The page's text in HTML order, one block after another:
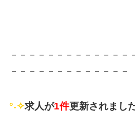
－－－－－－－－－－－－－
－－－－－－－－－－－－－
°˖✧求人が1件更新されまし